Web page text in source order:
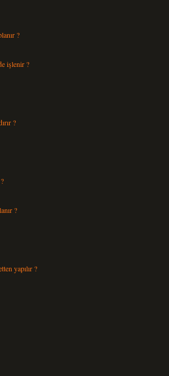
?
işlenir ?
?
?
yapılır ?